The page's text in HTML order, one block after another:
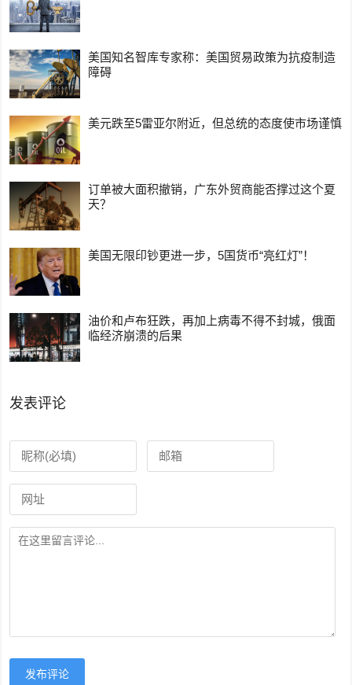
美国知名智库专家称：美国贸易政策为抗疫制造
障碍
美元跌至5雷亚尔附近，但总统的态度使市场谨慎
订单被大面积撤销，广东外贸商能否撑过这个夏
天？
美国无限印钞更进一步，5国货币“亮红灯”！
油价和卢布狂跌，再加上病毒不得不封城，俄面
临经济崩溃的后果
发表评论
发布评论